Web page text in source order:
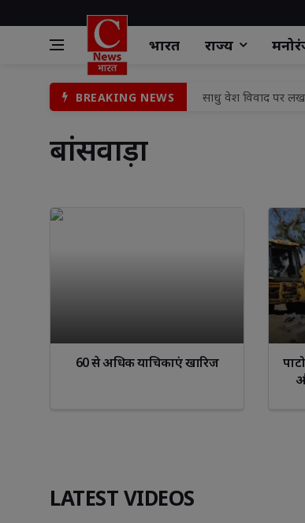
भारत राज्य
BREAKING NEWS
साधु वेश विवाद पर
बलौदाबाजार
सामुदायिक स्वास्थ्य
रांची जिला के नगड़ी
उपायुक्त मो० जावेद
भाजपा के निवर्तमान
दुष्कर्म के बाद किशोरी
बांसवाड़ा
60 से अधिक याचिकाएं खारिज
LATEST VIDEOS